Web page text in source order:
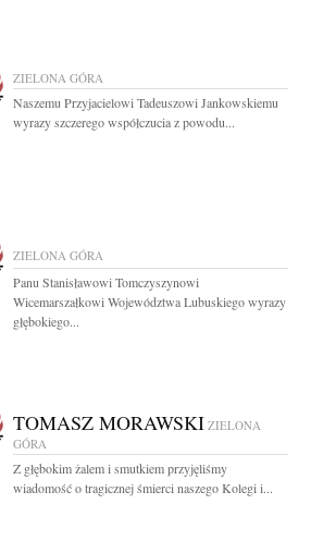
ZIELONA GÓRA
Naszemu Przyjacielowi Tadeuszowi Jankowskiemu
wyrazy szczerego współczucia z powodu...
ZIELONA GÓRA
Panu Stanisławowi Tomczyszynowi
Wicemarszałkowi Województwa Lubuskiego wyrazy
głębokiego...
TOMASZ MORAWSKI ZIELONA
GÓRA
Z głębokim żalem i smutkiem przyjęliśmy
wiadomość o tragicznej śmierci naszego Kolegi i...